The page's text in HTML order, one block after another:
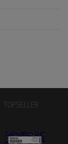
TOPSELLER